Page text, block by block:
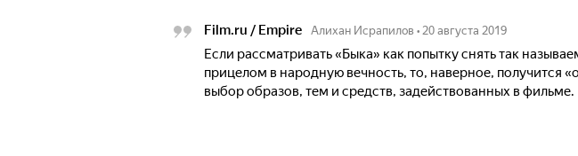
Film.ru / Empire Алихан Исрапилов • 20 августа 2019
Если рассматривать «Быка» как попытку снять так
прицелом в народную вечность, то, наверное, получится
выбор образов, тем и средств, задействованных в фильме.